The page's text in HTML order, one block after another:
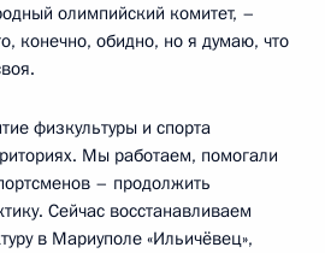
олимпийский комитет, –
конечно, обидно, но я думаю, что
физкультуры и спорта
Мы работаем, помогали
– продолжить
Сейчас восстанавливаем
в Мариуполе «Ильичёвец»,